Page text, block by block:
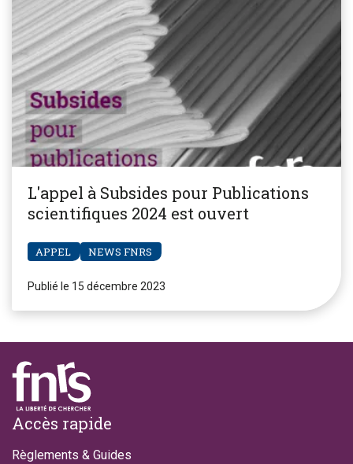
L'appel à Subsides pour Publications
scientifiques 2024 est ouvert
APPEL NEWS FNRS
Publié le 15 décembre 2023
Footer
Accès rapide
Règlements & Guides